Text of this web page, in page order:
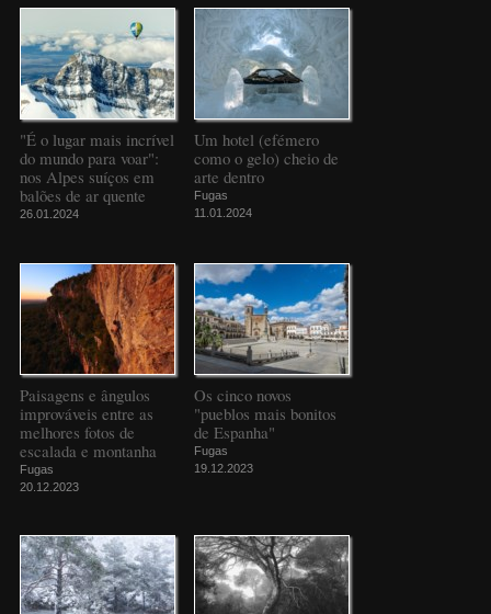
"É o lugar mais incrível
do mundo para voar":
nos Alpes suíços em
balões de ar quente
26.01.2024
Um hotel (efémero
como o gelo) cheio de
arte dentro
Fugas
11.01.2024
Paisagens e ângulos
improváveis entre as
melhores fotos de
escalada e montanha
Fugas
20.12.2023
Os cinco novos
"pueblos mais bonitos
de Espanha"
Fugas
19.12.2023